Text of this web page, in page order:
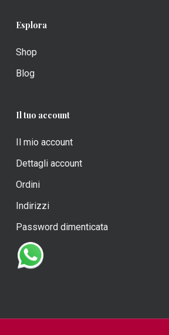
Esplora
Shop
Blog
Il tuo account
Il mio account
Dettagli account
Ordini
Indirizzi
Password dimenticata